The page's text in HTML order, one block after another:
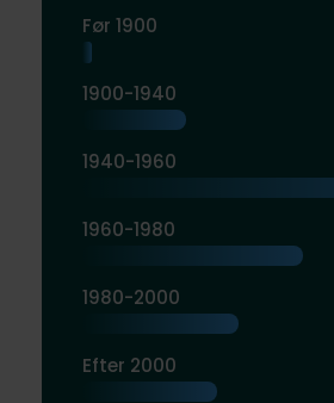
Før 1900
1900-1940
1940-1960
1960-1980
1980-2000
Efter 2000